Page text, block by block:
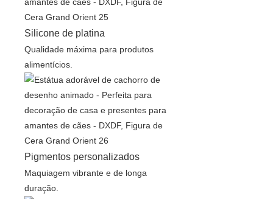
Silicone de platina
Qualidade máxima para produtos
alimentícios.
Pigmentos personalizados
Maquiagem vibrante e de longa
duração.